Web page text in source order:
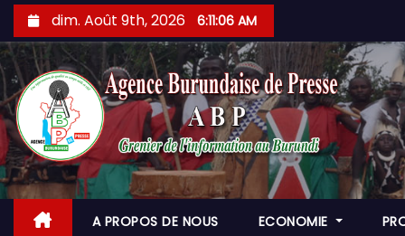
Skip
to
content
dim. Août 9th, 2026 6:11:07 AM
A PROPOS DE NOUS ECONOMIE